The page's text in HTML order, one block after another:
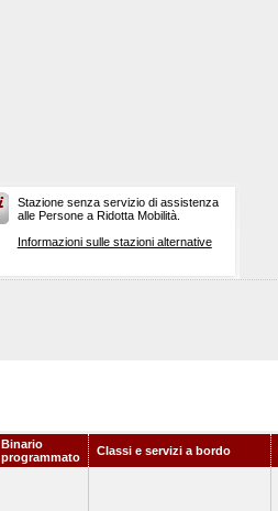
Stazione senza servizio di assistenza
alle Persone a Ridotta Mobilità.
Informazioni sulle stazioni alternative
Binario
programmato
Classi e servizi a bordo